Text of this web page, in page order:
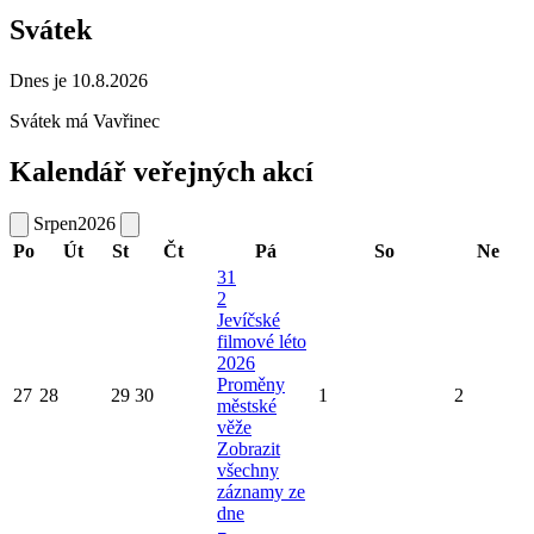
Svátek
Dnes je 10.8.2026
Svátek má Vavřinec
Kalendář veřejných akcí
Srpen2026
Po
Út St Čt Pá So Ne
27 28 29 30
31
2
Jevíčské
filmové léto
2026
Proměny
městské
věže
Zobrazit
všechny
záznamy ze
dne
1 2